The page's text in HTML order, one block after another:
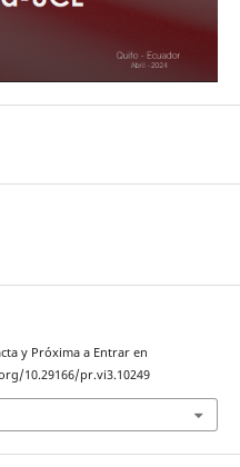
y Próxima a Entrar en
10.29166/pr.vi3.10249